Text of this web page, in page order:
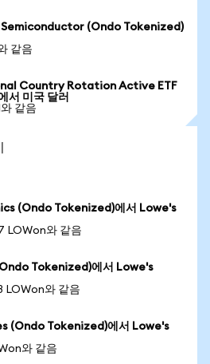
(Ondo Tokenized)
같음
Country Rotation Active ETF
서 미국 달러
같음
(Ondo Tokenized)에서 Lowe's
LOWon와 같음
Tokenized)에서 Lowe's
LOWon와 같음
(Ondo Tokenized)에서 Lowe's
와 같음